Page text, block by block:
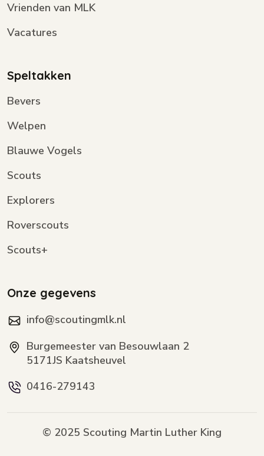
Vrienden van MLK
Vacatures
Speltakken
Bevers
Welpen
Blauwe Vogels
Scouts
Explorers
Roverscouts
Scouts+
Onze gegevens
info@scoutingmlk.nl
Burgemeester van Besouwlaan 2
5171JS Kaatsheuvel
0416-279143
© 2025 Scouting Martin Luther King